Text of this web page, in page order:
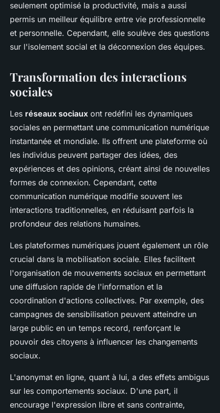
seulement optimisé la productivité, mais a aussi
permis un meilleur équilibre entre vie professionnelle
et personnelle. Cependant, elle soulève des questions
sur l'isolement social et la déconnexion des équipes.
Transformation des interactions
sociales
Les réseaux sociaux ont redéfini les dynamiques
sociales en permettant une communication numérique
instantanée et mondiale. Ils offrent une plateforme où
les individus peuvent partager des idées, des
expériences et des opinions, créant ainsi de nouvelles
formes de connexion. Cependant, cette
communication numérique modifie souvent les
interactions traditionnelles, en réduisant parfois la
profondeur des relations humaines.
Les plateformes numériques jouent également un rôle
crucial dans la mobilisation sociale. Elles facilitent
l'organisation de mouvements sociaux en permettant
une diffusion rapide de l'information et la
coordination d'actions collectives. Par exemple, des
campagnes de sensibilisation peuvent atteindre un
large public en un temps record, renforçant le
pouvoir des citoyens à influencer les changements
sociaux.
L'anonymat en ligne, quant à lui, a des effets ambigus
sur les comportements sociaux. D'une part, il
encourage l'expression libre et sans contrainte,